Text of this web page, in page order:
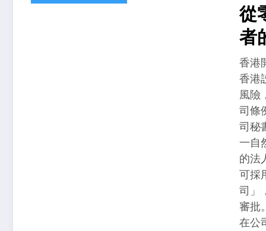
從
者
把
香港
香港
風險
司條
司秘
一自
的法
可採
司」
審批
在公